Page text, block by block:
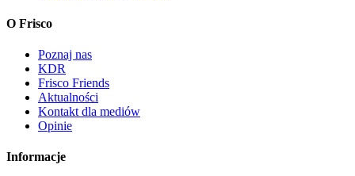
O Frisco
Poznaj nas
KDR
Frisco Friends
Aktualności
Kontakt dla mediów
Opinie
Informacje